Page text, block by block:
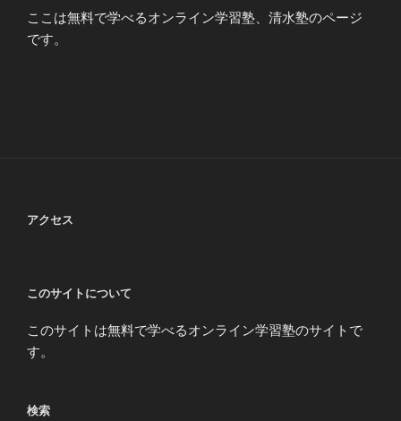
ここは無料で学べるオンライン学習塾、清水塾のページ
です。
アクセス
このサイトについて
このサイトは無料で学べるオンライン学習塾のサイトで
す。
検索